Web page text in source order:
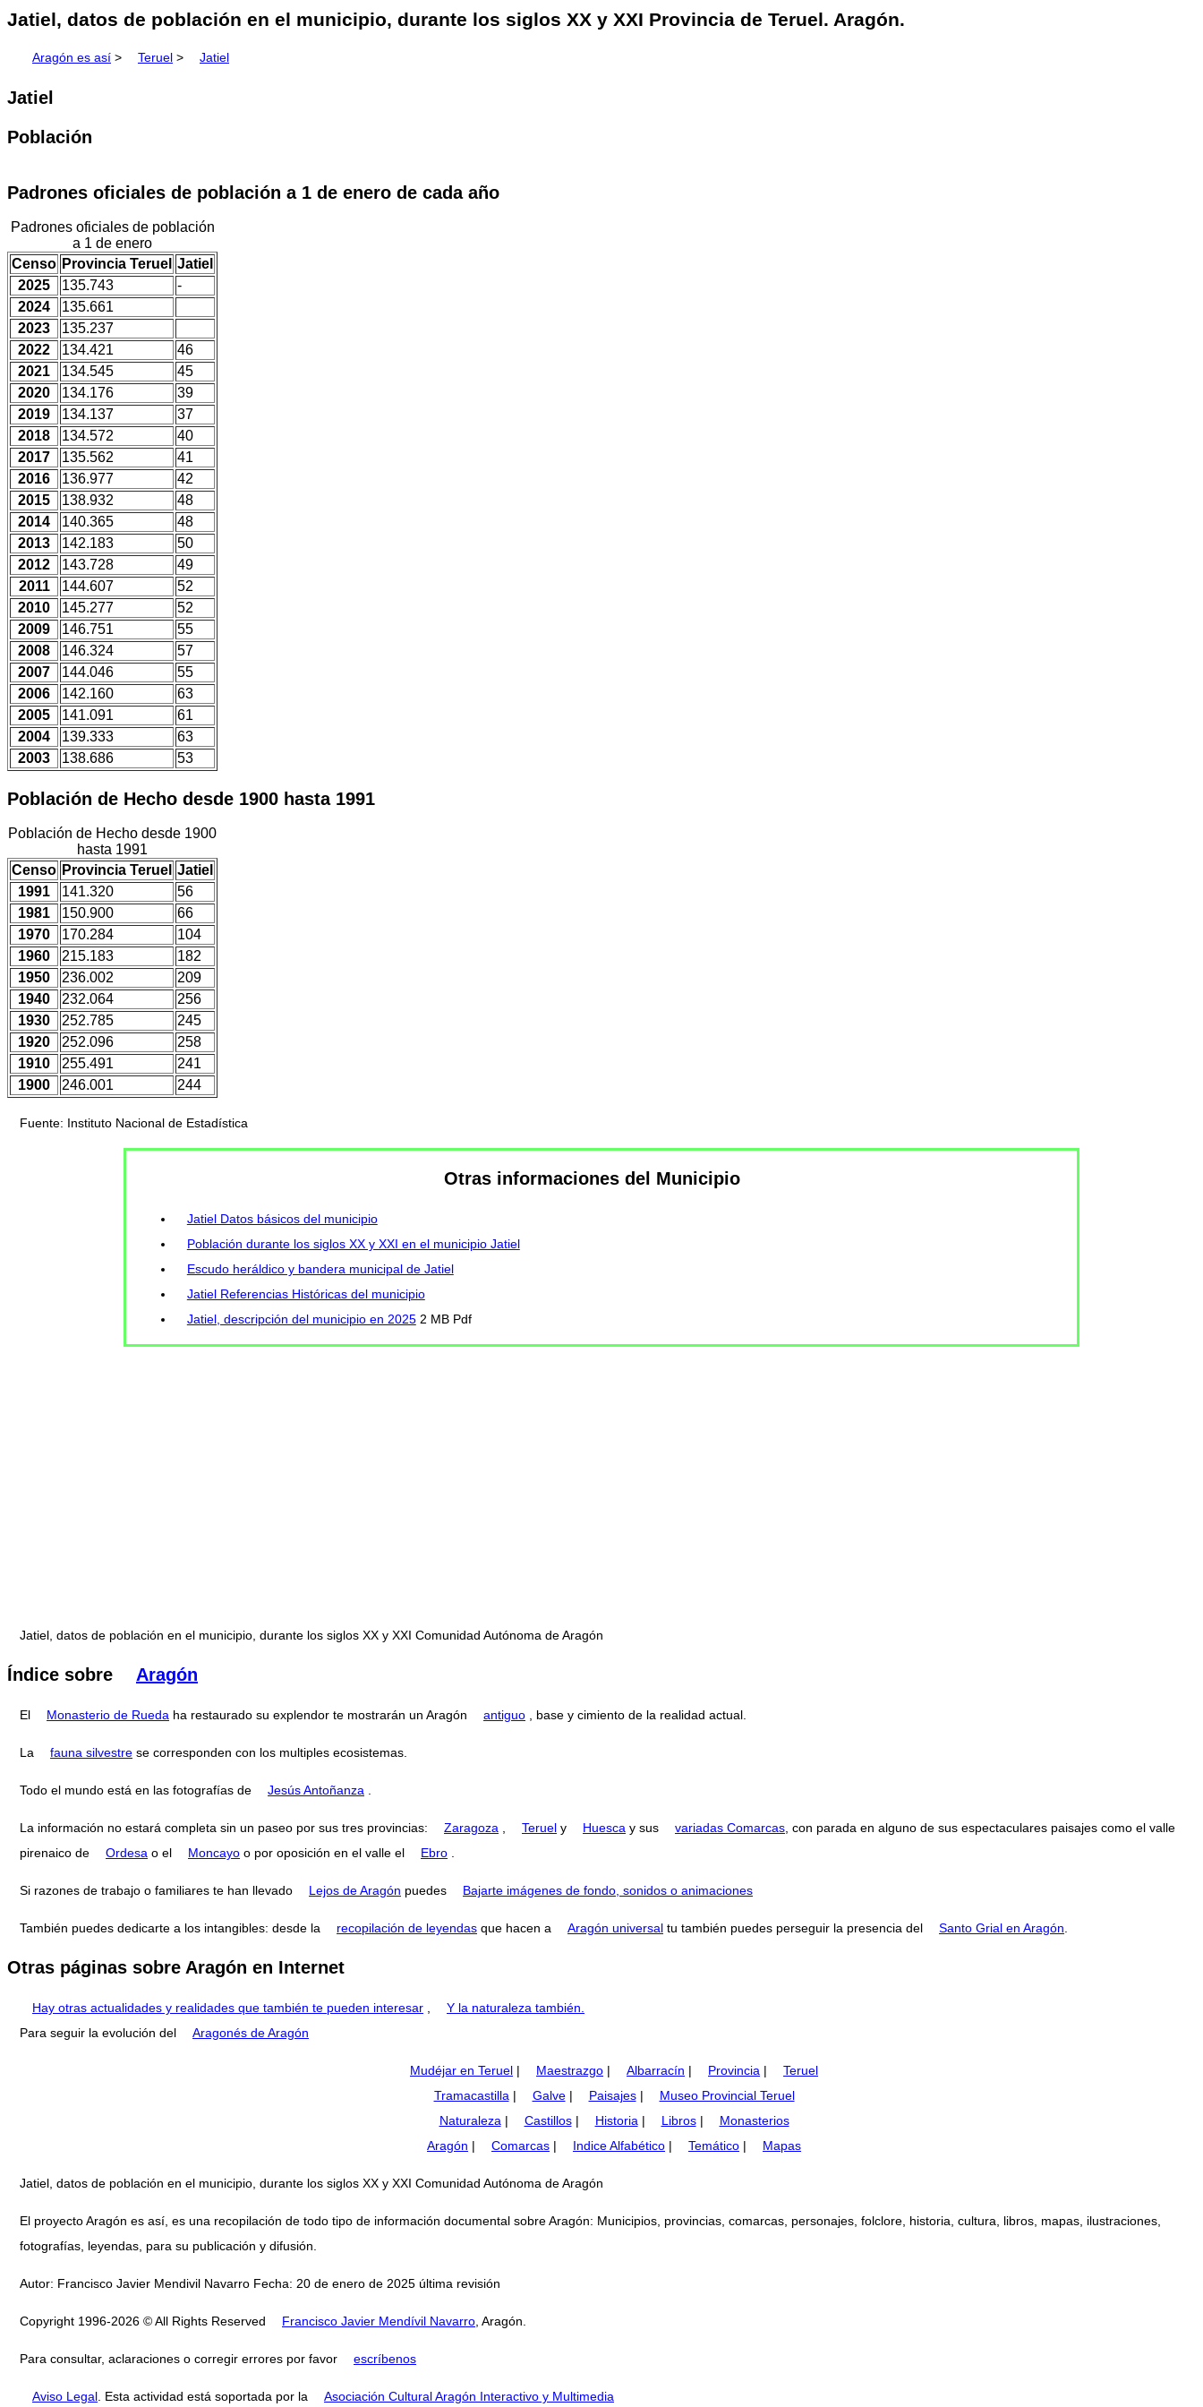
Jatiel, datos de población en el municipio, durante los siglos XX y XXI Provincia de Teruel. Aragón.
Aragón es así > Teruel > Jatiel
Jatiel
Población
Padrones oficiales de población a 1 de enero de cada año
Padrones oficiales de población
a 1 de enero
Censo Provincia Teruel Jatiel
2025
135.743
-
2024
135.661
2023
135.237
2022
134.421
46
2021
134.545
45
2020
134.176
39
2019
134.137
37
2018
134.572
40
2017
135.562
41
2016
136.977
42
2015
138.932
48
2014
140.365
48
2013
142.183
50
2012
143.728
49
2011
144.607
52
2010
145.277
52
2009
146.751
55
2008
146.324
57
2007
144.046
55
2006
142.160
63
2005
141.091
61
2004
139.333
63
2003
138.686 53
Población de Hecho desde 1900 hasta 1991
Población de Hecho desde 1900
hasta 1991
Censo Provincia Teruel Jatiel
1991
141.320
56
1981
150.900
66
1970
170.284
104
1960
215.183
182
1950
236.002
209
1940
232.064
256
1930
252.785
245
1920
252.096
258
1910
255.491
241
1900
246.001 244
Fuente: Instituto Nacional de Estadística
Otras informaciones del Municipio
Jatiel Datos básicos del municipio
Población durante los siglos XX y XXI en el municipio Jatiel
Escudo heráldico y bandera municipal de Jatiel
Jatiel Referencias Históricas del municipio
Jatiel, descripción del municipio en 20252 MB Pdf
Jatiel, datos de población en el municipio, durante los siglos XX y XXI Comunidad Autónoma de Aragón
Índice sobre Aragón
El Monasterio de Rueda ha restaurado su explendor te mostrarán un Aragón antiguo , base y cimiento de la realidad actual.
La fauna silvestre se corresponden con los multiples ecosistemas.
Todo el mundo está en las fotografías de Jesús Antoñanza
La información no estará completa sin un paseo por sus tres provincias: Zaragoza Teruel y Huesca y sus variadas Comarcas , con parada en alguno de sus espectaculares paisajes como el valle
pirenaico de
Ordesa o el Moncayo o por oposición en el valle el Ebro
Si razones de trabajo o familiares te han llevado Lejos de Aragón puedes Bajarte imágenes de fondo, sonidos o animaciones
También puedes dedicarte a los intangibles: desde la recopilación de leyendas que hacen a Aragón universal tu también puedes perseguir la presencia del Santo Grial en Aragón
Otras páginas sobre Aragón en Internet
Hay otras actualidades y realidades que también te pueden interesar
Y la naturaleza también.
Para seguir la evolución del
Aragonés de Aragón
Mudéjar en Teruel | Maestrazgo | Albarracín | Provincia |
Teruel
Tramacastilla | Galve| Paisajes|
Museo Provincial Teruel
Naturaleza | Castillos| Historia | Libros|
Monasterios
Aragón | Comarcas | Indice Alfabético | Temático | Mapas
Jatiel, datos de población en el municipio, durante los siglos XX y XXI Comunidad Autónoma de Aragón
El proyecto Aragón es así, es una recopilación de todo tipo de información documental sobre Aragón: Municipios, provincias, comarcas, personajes, folclore, historia, cultura, libros, mapas, ilustraciones,
fotografías, leyendas, para su publicación y difusión.
Autor: Francisco Javier Mendivil Navarro Fecha: 20 de enero de 2025 última revisión
Copyright 1996-2026 © All Rights Reserved Francisco Javier Mendívil Navarro , Aragón.
Para consultar, aclaraciones o corregir errores por favor escríbenos
Aviso Legal . Esta actividad está soportada por la Asociación Cultural Aragón Interactivo y Multimedia